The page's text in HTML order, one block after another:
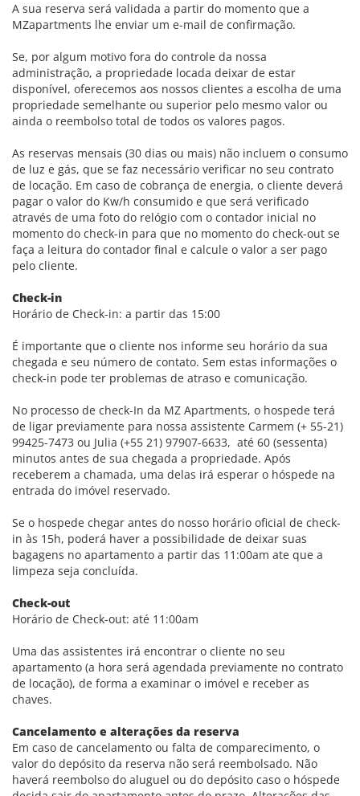
A sua reserva será validada a partir do momento que a
MZapartments lhe enviar um e-mail de confirmação.
Se, por algum motivo fora do controle da nossa
administração, a propriedade locada deixar de estar
disponível, oferecemos aos nossos clientes a escolha de uma
propriedade semelhante ou superior pelo mesmo valor ou
ainda o reembolso total de todos os valores pagos.
As reservas mensais (30 dias ou mais) não incluem o consumo
de luz e gás, que se faz necessário verificar no seu contrato
de locação. Em caso de cobrança de energia, o cliente deverá
pagar o valor do Kw/h consumido e que será verificado
através de uma foto do relógio com o contador inicial no
momento do check-in para que no momento do check-out se
faça a leitura do contador final e calcule o valor a ser pago
pelo cliente.
Check-in
Horário de Check-in: a partir das 15:00
É importante que o cliente nos informe seu horário da sua
chegada e seu número de contato. Sem estas informações o
check-in pode ter problemas de atraso e comunicação.
No processo de check-In da MZ Apartments, o hospede terá
de ligar previamente para nossa assistente Carmem (+ 55-21)
99425-7473 ou Julia (+55 21) 97907-6633, até 60 (sessenta)
minutos antes de sua chegada a propriedade. Após
receberem a chamada, uma delas irá esperar o hóspede na
entrada do imóvel reservado.
Se o hospede chegar antes do nosso horário oficial de check-
in às 15h, poderá haver a possibilidade de deixar suas
bagagens no apartamento a partir das 11:00am ate que a
limpeza seja concluída.
Check-out
Horário de Check-out: até 11:00am
Uma das assistentes irá encontrar o cliente no seu
apartamento (a hora será agendada previamente no contrato
de locação), de forma a examinar o imóvel e receber as
chaves.
Cancelamento e alterações da reserva
Em caso de cancelamento ou falta de comparecimento, o
valor do depósito da reserva não será reembolsado. Não
haverá reembolso do aluguel ou do depósito caso o hóspede